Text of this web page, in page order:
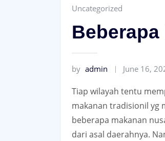
Uncategorized
by admin June 16,
Tiap wilayah tentu
makanan tradisionil yg
beberapa makanan
dari asal daerahnya.